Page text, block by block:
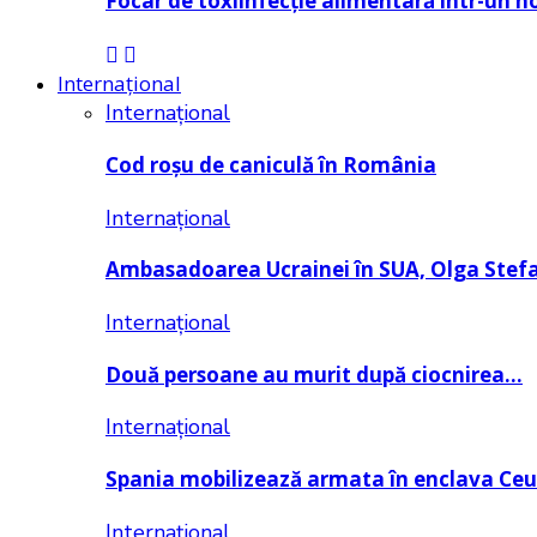
Internațional
Internațional
Cod roșu de caniculă în România
Internațional
Ambasadoarea Ucrainei în SUA, Olga
Internațional
Două persoane au murit după ciocnirea…
Internațional
Spania mobilizează armata în enclava